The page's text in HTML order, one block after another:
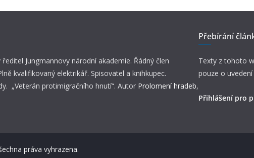
Jungmannovy národní akademie. Řádný člen
kvalifikovaný elektrikář. Spisovatel a knihkupec.
„Veterán protimigračního hnutí“. Autor Prolomení hradeb,
Přebírání
Texty z tohoto
pouze o
Přihlášení pro
práva vyhrazena.